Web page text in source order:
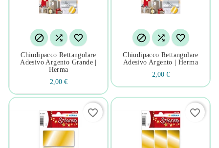
  
Chiudipacco Rettangolare
Adesivo Argento Grande |
Herma
2,00 €
  
Chiudipacco Rettangolare
Adesivo Argento | Herma
2,00 €
favorite_border favorite_border